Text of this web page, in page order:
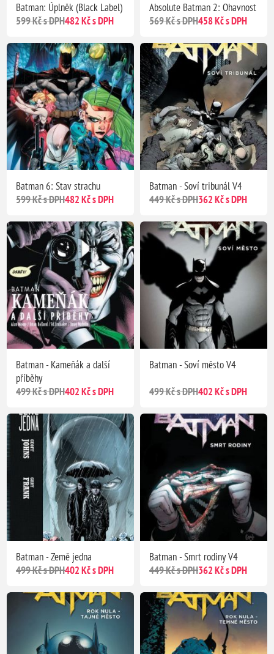
Batman: Úplněk (Black Label)
599 Kč s DPH482 Kč s DPH
Absolute Batman 2: Ohavnost
569 Kč s DPH458 Kč s DPH
Batman 6: Stav strachu
599 Kč s DPH482 Kč s DPH
Batman - Soví tribunál V4
449 Kč s DPH362 Kč s DPH
Batman - Kameňák a další
příběhy
499 Kč s DPH402 Kč s DPH
Batman - Soví město V4
499 Kč s DPH402 Kč s DPH
Batman - Země jedna
499 Kč s DPH402 Kč s DPH
Batman - Smrt rodiny V4
449 Kč s DPH362 Kč s DPH